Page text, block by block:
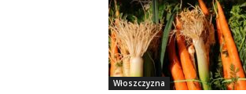
Włoszczyzna